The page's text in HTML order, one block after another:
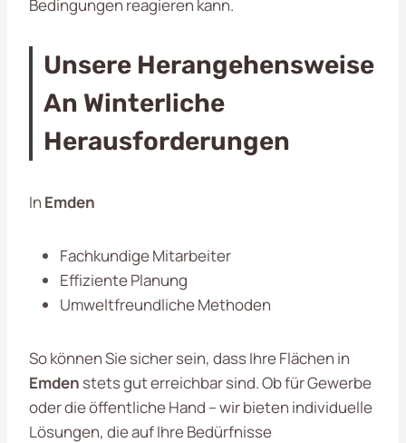
Bedingungen reagieren kann.
Unsere Herangehensweise
An Winterliche
Herausforderungen
In Emden
Fachkundige Mitarbeiter
Effiziente Planung
Umweltfreundliche Methoden
So können Sie sicher sein, dass Ihre Flächen in
Emden stets gut erreichbar sind. Ob für Gewerbe
oder die öffentliche Hand – wir bieten individuelle
Lösungen, die auf Ihre Bedürfnisse